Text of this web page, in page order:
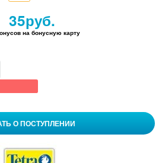
35руб.
на бонусную карту
О ПОСТУПЛЕНИИ